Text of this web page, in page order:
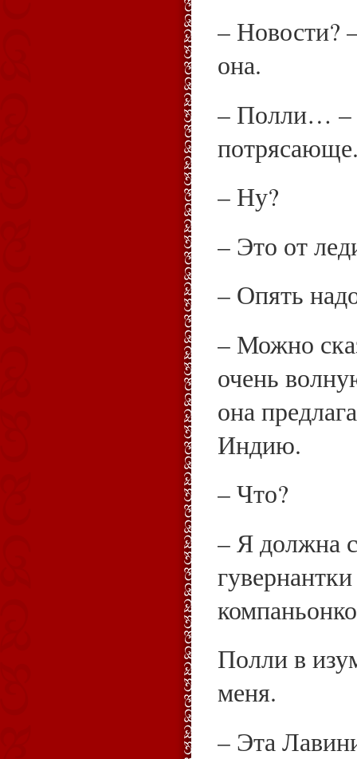
– Новости?
она.
– Полли… –
– Ну?
– Это от
– Опять
– Можно
очень
она
Индию.
– Что?
– Я должна
Полли в
меня.
– Эта